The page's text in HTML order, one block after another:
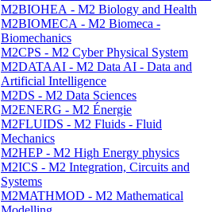
M2BIOHEA - M2 Biology and Health
M2BIOMECA - M2 Biomeca -
Biomechanics
M2CPS - M2 Cyber Physical System
M2DATAAI - M2 Data AI - Data and
Artificial Intelligence
M2DS - M2 Data Sciences
M2ENERG - M2 Énergie
M2FLUIDS - M2 Fluids - Fluid
Mechanics
M2HEP - M2 High Energy physics
M2ICS - M2 Integration, Circuits and
Systems
M2MATHMOD - M2 Mathematical